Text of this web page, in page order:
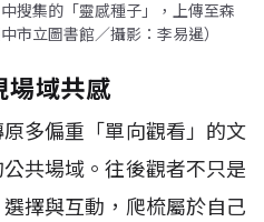
搜集的「靈感種子」，上傳至森
市立圖書館／攝影：李易暹）
場域共感
多偏重「單向觀看」的文
共場域。往後觀者不只是
擇與互動，爬梳屬於自己